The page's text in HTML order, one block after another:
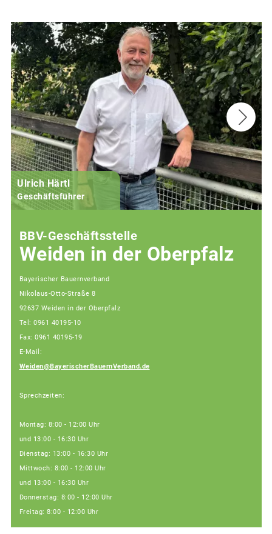
Ulrich Härtl
Geschäftsführer
BBV-Geschäftsstelle
Weiden in der Oberpfalz
Bayerischer Bauernverband
Nikolaus-Otto-Straße 8
92637 Weiden in der Oberpfalz
Tel: 0961 40195-10
Fax: 0961 40195-19
E-Mail:
Weiden@BayerischerBauernVerband.de
Sprechzeiten:
Montag: 8:00 - 12:00 Uhr
und 13:00 - 16:30 Uhr
Dienstag: 13:00 - 16:30 Uhr
Mittwoch: 8:00 - 12:00 Uhr
und 13:00 - 16:30 Uhr
Donnerstag: 8:00 - 12:00 Uhr
Freitag: 8:00 - 12:00 Uhr